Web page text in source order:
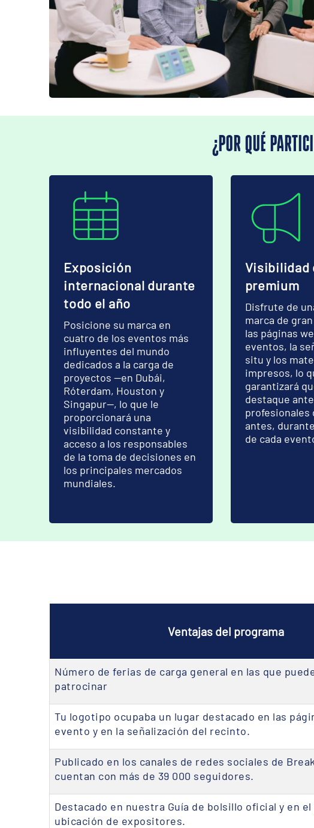
¿POR QUÉ
Exposición
internacional durante
todo el año
Posicione su marca en
cuatro de los eventos más
influyentes del mundo
dedicados a la carga de
proyectos —en Dubái,
Róterdam, Houston y
Singapur—, lo que le
proporcionará una
visibilidad constante y
acceso a los responsables
de la toma de decisiones en
los principales mercados
mundiales.
Visibilidad
premium
Disfrute de
marca de
las páginas
eventos, la
situ y los
impresos, lo
garantizará
destaque
profesionales
antes,
de cada
Ventajas del programa
Número de ferias de carga general en las que
patrocinar
Tu logotipo ocupaba un lugar destacado en las
evento y en la señalización del recinto.
Publicado en los canales de redes sociales de
cuentan con más de 39 000 seguidores.
Destacado en nuestra Guía de bolsillo oficial y en el
ubicación de expositores.